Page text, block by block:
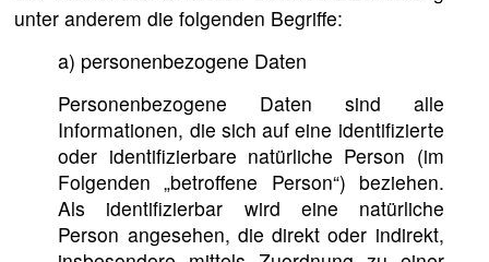
unter anderem die folgenden Begriffe:
a) personenbezogene Daten
Personenbezogene Daten sind alle
Informationen, die sich auf eine identifizierte
oder identifizierbare natürliche Person (im
Folgenden „betroffene Person“) beziehen.
Als identifizierbar wird eine natürliche
Person angesehen, die direkt oder indirekt,